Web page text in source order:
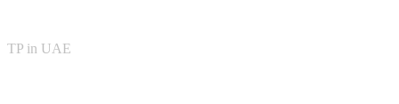
TP in UAE